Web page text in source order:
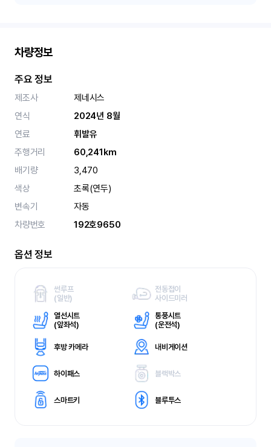
차량정보
주요 정보
제조사
제네시스
연식
2024년 8월
연료
휘발유
주행거리
60,241km
배기량
3,470
색상
초록(연두)
변속기
자동
차량번호
192호9650
옵션 정보
썬루프
(일반)
전동접이
사이드미러
열선시트
(앞좌석)
통풍시트
(운전석)
후방 카메라 내비게이션
하이패스 블랙박스
스마트키 블루투스